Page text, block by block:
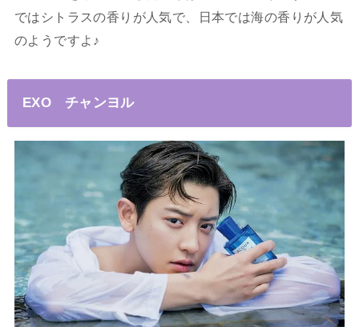
ではシトラスの香りが人気で、日本では海の香りが人気
のようですよ♪
EXO チャンヨル